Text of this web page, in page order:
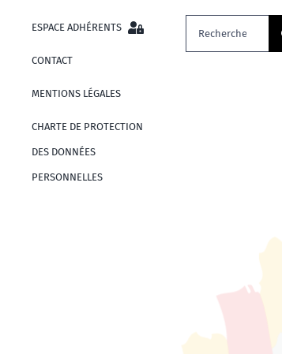
ESPACE ADHÉRENTS
CONTACT
MENTIONS LÉGALES
CHARTE DE PROTECTION
DES DONNÉES
PERSONNELLES
Rechercher: